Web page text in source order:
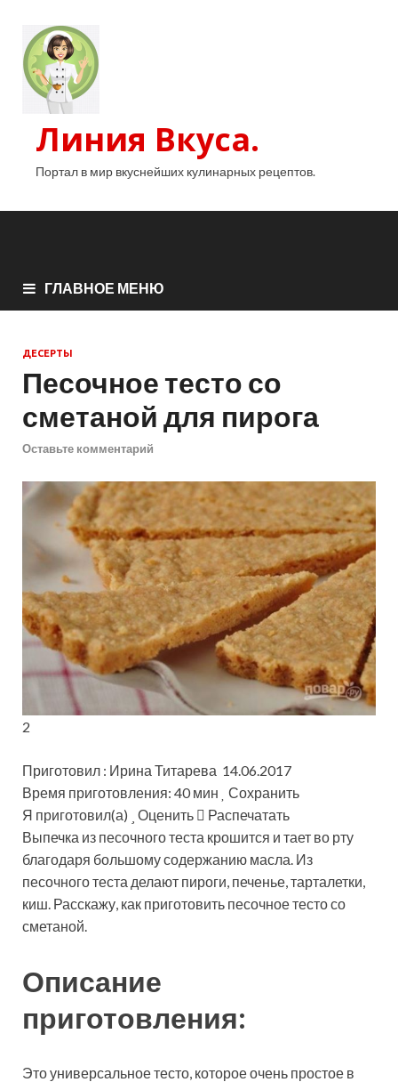
Линия Вкуса.
Портал в мир вкуснейших кулинарных рецептов.
ГЛАВНОЕ МЕНЮ
ДЕСЕРТЫ
Песочное тесто со
сметаной для пирога
Оставьте комментарий
2
Приготовил : Ирина Титарева 14.06.2017
Время приготовления: 40 мин
Сохранить
Я приготовил(а)
Оценить
Распечатать
Выпечка из песочного теста крошится и тает во рту
благодаря большому содержанию масла. Из
песочного теста делают пироги, печенье, тарталетки,
киш. Расскажу, как приготовить песочное тесто со
сметаной.
Описание
приготовления:
Это универсальное тесто, которое очень простое в